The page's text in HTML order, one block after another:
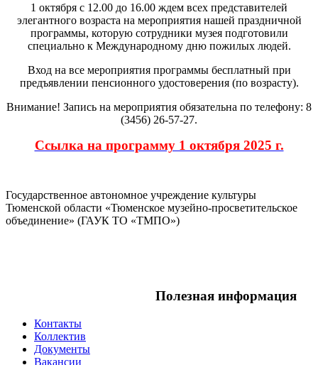
1 октября с 12.00 до 16.00 ждем всех представителей
элегантного возраста на мероприятия нашей праздничной
программы, которую сотрудники музея подготовили
специально к Международному дню пожилых людей.
Вход на все мероприятия программы бесплатный при
предъявлении пенсионного удостоверения (по возрасту).
Внимание! Запись на мероприятия обязательна по телефону: 8
(3456) 26-57-27.
Ссылка на программу 1 октября 2025 г.
Государственное автономное учреждение культуры
Тюменской области «Тюменское музейно-просветительское
объединение» (ГАУК ТО «ТМПО»)
Полезная информация
Контакты
Коллектив
Документы
Вакансии